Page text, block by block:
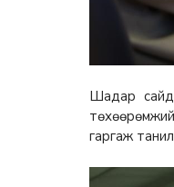
Шадар сайд
гаргаж